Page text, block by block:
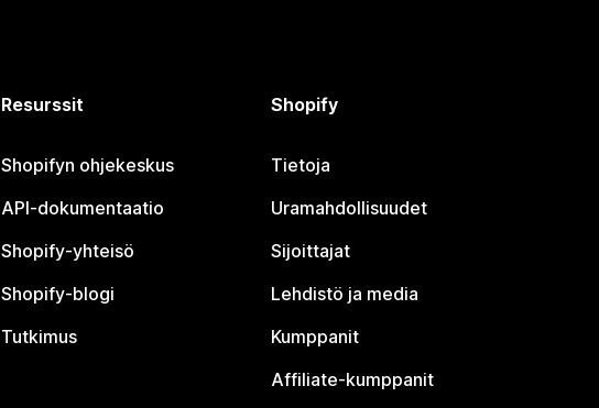
Resurssit
Shopifyn ohjekeskus
API-dokumentaatio
Shopify-yhteisö
Shopify-blogi
Tutkimus
Shopify
Tietoja
Uramahdollisuudet
Sijoittajat
Lehdistö ja media
Kumppanit
Affiliate-kumppanit